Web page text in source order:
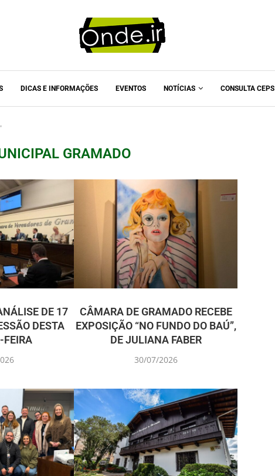
DICAS E INFORMAÇÕES EVENTOS NOTÍCIAS CONSULTA CEPS
GRAMADO
DE 17
DESTA
FEIRA
CÂMARA DE GRAMADO RECEBE
EXPOSIÇÃO “NO FUNDO DO BAÚ”,
DE JULIANA FABER
30/07/2026